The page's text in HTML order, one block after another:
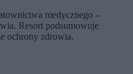
medycznego –
Resort podsumowuje
ochrony zdrowia.